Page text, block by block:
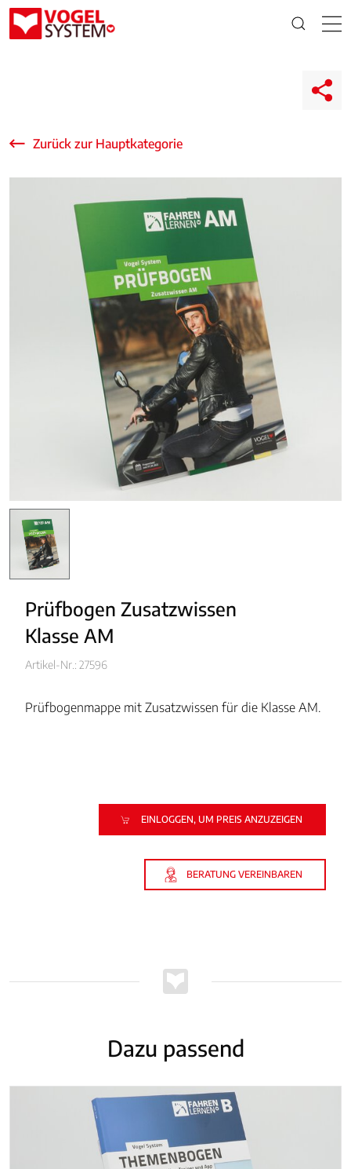
Zurück zur Hauptkategorie
Prüfbogen Zusatzwissen
Klasse AM
Artikel-Nr.: 27596
Prüfbogenmappe mit Zusatzwissen für die Klasse AM.
EINLOGGEN, UM PREIS ANZUZEIGEN
BERATUNG VEREINBAREN
Dazu passend